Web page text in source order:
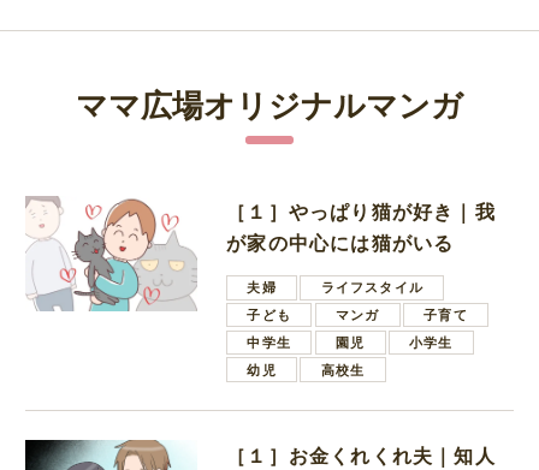
ママ広場オリジナルマンガ
［１］やっぱり猫が好き｜我
が家の中心には猫がいる
夫婦
ライフスタイル
子ども
マンガ
子育て
中学生
園児
小学生
幼児
高校生
［１］お金くれくれ夫｜知人